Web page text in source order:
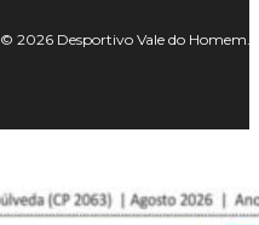
© 2026 Desportivo Vale do Homem.